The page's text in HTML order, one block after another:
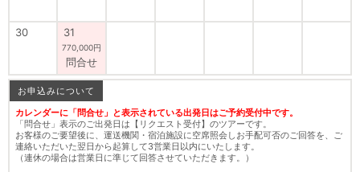
30 31
770,000円
問合せ
お申込みについて
カレンダーに「問合せ」と表示されている出発日はご予約受付中です。
「問合せ」表示のご出発日は【リクエスト受付】のツアーです。
お客様のご要望後に、運送機関・宿泊施設に空席照会しお手配可否のご回答を、ご
連絡いただいた翌日から起算して3営業日以内にいたします。
（連休の場合は営業日に準じて回答させていただきます。）